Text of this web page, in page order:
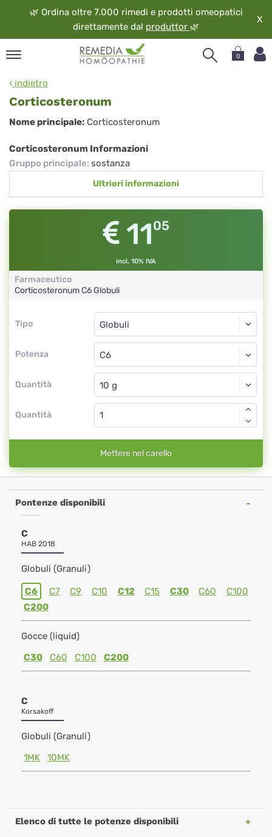
🌿 Ordina oltre 7.000 rimedi e prodotti omeopatici
direttamente dal produttor 🌿
X
0
indietro
Corticosteronum
Corticosteronum
Nome principale: Corticosteronum
Corticosteronum Informazioni
Gruppo principale: sostanza
Ultriori informazioni
1105
incl. 10% IVA
Farmaceutico
CorticosteronumC6Globuli
Tipo
Tipo
Potenza
Globuli
C6
Quantità
Globuli
Quantità
Mettere nel carello
Pontenze disponibili
C
HAB 2018
Globuli (Granuli)
C6 C7 C9 C10 C12 C15 C30 C60
C100
C200
Gocce (liquid)
C30
C60 C100 C200
C
Korsakoff
Globuli (Granuli)
1MK
10MK
Elenco di tutte le potenze disponibili